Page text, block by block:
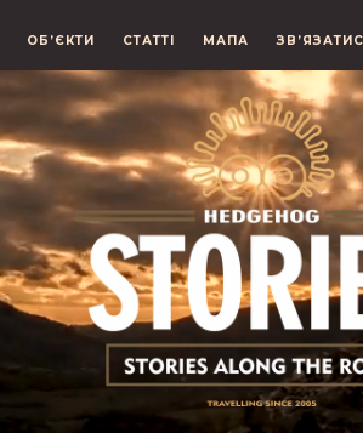
ОБ’ЄКТИ СТАТТІ МАПА